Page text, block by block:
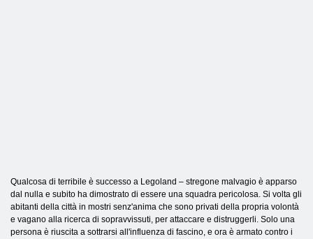
Qualcosa di terribile è successo a Legoland – stregone malvagio è apparso
dal nulla e subito ha dimostrato di essere una squadra pericolosa. Si volta gli
abitanti della città in mostri senz'anima che sono privati ​​della propria volontà
e vagano alla ricerca di sopravvissuti, per attaccare e distruggerli. Solo una
persona è riuscita a sottrarsi all'influenza di fascino, e ora è armato contro i